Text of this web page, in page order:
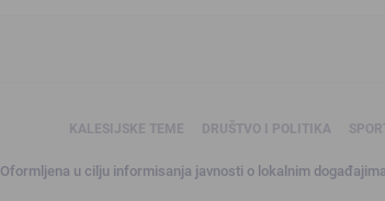
KALESIJSKE TEME DRUŠTVO I POLITIKA
Oformljena u cilju informisanja javnosti o lokalnim